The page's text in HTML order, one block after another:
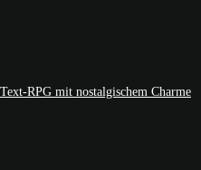
RPG mit nostalgischem Charme